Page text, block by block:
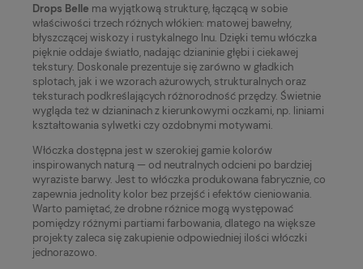
Drops Belle ma wyjątkową strukturę, łączącą w sobie
właściwości trzech różnych włókien: matowej bawełny,
błyszczącej wiskozy i rustykalnego lnu. Dzięki temu włóczka
pięknie oddaje światło, nadając dzianinie głębi i ciekawej
tekstury. Doskonale prezentuje się zarówno w gładkich
splotach, jak i we wzorach ażurowych, strukturalnych oraz
teksturach podkreślających różnorodność przędzy. Świetnie
wygląda też w dzianinach z kierunkowymi oczkami, np. liniami
kształtowania sylwetki czy ozdobnymi motywami.
Włóczka dostępna jest w szerokiej gamie kolorów
inspirowanych naturą — od neutralnych odcieni po bardziej
wyraziste barwy. Jest to włóczka produkowana fabrycznie, co
zapewnia jednolity kolor bez przejść i efektów cieniowania.
Warto pamiętać, że drobne różnice mogą występować
pomiędzy różnymi partiami farbowania, dlatego na większe
projekty zaleca się zakupienie odpowiedniej ilości włóczki
jednorazowo.